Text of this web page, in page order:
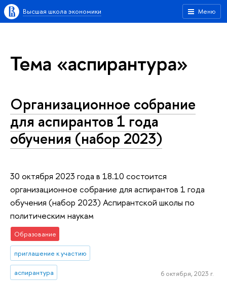
Меню
Высшая школа экономики
Тема «аспирантура»
Организационное собрание
для аспирантов 1 года
обучения (набор 2023)
30 октября 2023 года в 18.10 состоится
организационное собрание для аспирантов 1 года
обучения (набор 2023) Аспирантской школы по
политическим наукам
Образование
приглашение к участию
аспирантура 6 октября, 2023 г.